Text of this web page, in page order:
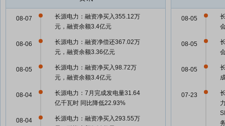
长源电力：融资净买入355.12万
元，融资余额3.4亿元
08-07
长源电力：融资净偿还367.02万
元，融资余额3.36亿元
08-06
长源电力：融资净买入98.72万
元，融资余额3.4亿元
08-05
长源电力：7月完成发电量31.64
亿千瓦时 同比降低22.93%
08-04
长源电力：融资净买入293.55万
08-04
08-05
08-05
08-05
07-23